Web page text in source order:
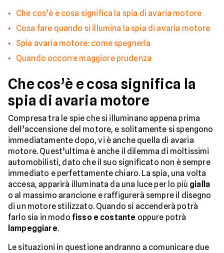
Che cos’è e cosa significa la spia di avaria motore
Cosa fare quando si illumina la spia di avaria motore
Spia avaria motore: come spegnerla
Quando occorre maggiore prudenza
Che cos’è e cosa significa la
spia di avaria motore
Compresa tra le spie che si illuminano appena prima
dell’accensione del motore, e solitamente si spengono
immediatamente dopo, vi è anche quella di avaria
motore. Quest’ultima è anche il dilemma di moltissimi
automobilisti, dato che il suo significato non è sempre
immediato e perfettamente chiaro. La spia, una volta
accesa, apparirà illuminata da una luce per lo più gialla
o al massimo arancione e raffigurerà sempre il disegno
di un motore stilizzato. Quando si accenderà potrà
farlo sia in modo fisso e costante oppure potrà
lampeggiare.
Le situazioni in questione andranno a comunicare due